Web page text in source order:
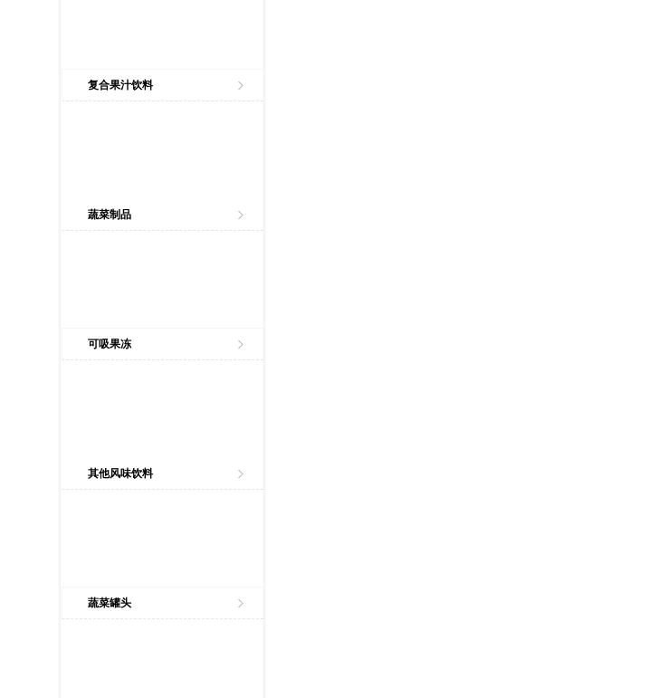
复合果汁饮料
蔬菜制品
可吸果冻
其他风味饮料
蔬菜罐头